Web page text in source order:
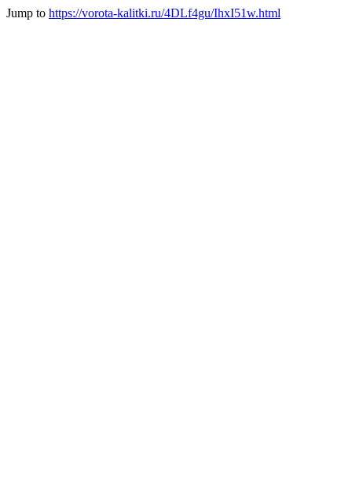
Jump to https://vorota-kalitki.ru/4DLf4gu/IhxI51w.html